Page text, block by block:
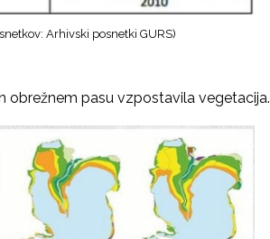
Arhivski posnetki GURS)
obrežnem pasu vzpostavila vegetacija.